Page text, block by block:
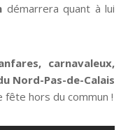
démarrera quant à lui
carnavaleux,
Nord-Pas-de-Calais
hors du commun !